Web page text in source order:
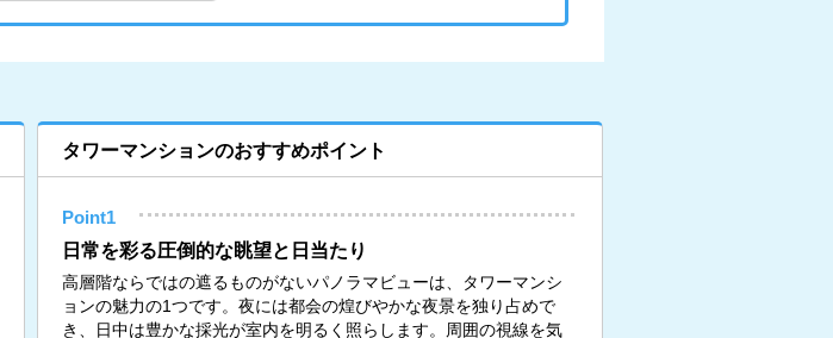
タワーマンションのおすすめポイント
Point1
日常を彩る圧倒的な眺望と日当たり
高層階ならではの遮るものがないパノラマビューは、タワーマンシ
ョンの魅力の1つです。夜には都会の煌びやかな夜景を独り占めで
き、日中は豊かな採光が室内を明るく照らします。周囲の視線を気